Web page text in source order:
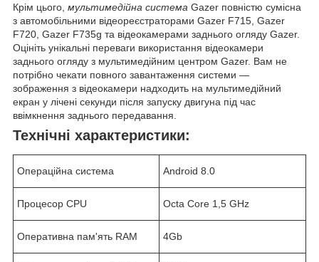
Крім цього, мультимедійна система Gazer повністю сумісна
з автомобільними відеореєстраторами Gazer F715 Gazer
F720 Gazer F735g та відеокамерами заднього огляду Gazer.
Оцініть унікальні переваги використання відеокамери
заднього огляду з мультимедійним центром Gazer. Вам не
потрібно чекати повного завантаження системи —
зображення з відеокамери надходить на мультимедійний
екран у лічені секунди після запуску двигуна під час
ввімкнення заднього передавання.
Технічні характеристики:
Операційна система Android 8.0
Процесор CPU Octa Core 1,5 GHz
Оперативна пам'ять RAM 4Gb